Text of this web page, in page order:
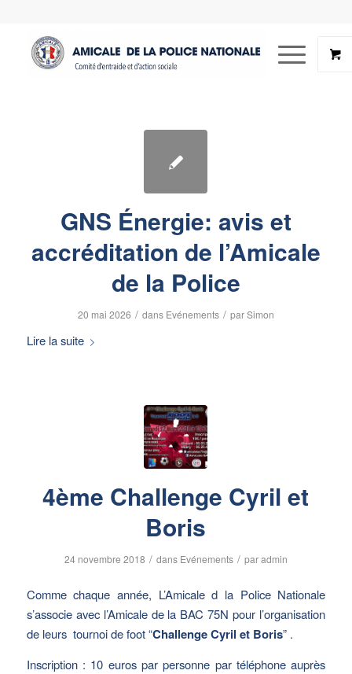
GNS Énergie: avis et
accréditation de l’Amicale
de la Police
20 mai 2026 / dans Evénements / parSimon
Lire la suite
4ème Challenge Cyril et
Boris
24 novembre 2018 / dans Evénements / paradmin
Comme chaque année, L’Amicale d la Police Nationale
s’associe avec l’Amicale de la BAC 75N pour l’organisation
de leurs tournoi de foot “Challenge Cyril et Boris” .
Inscription : 10 euros par personne par téléphone auprès